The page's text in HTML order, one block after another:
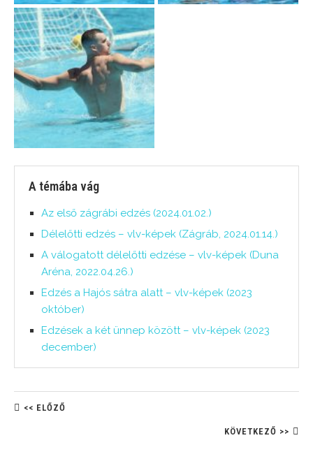
A témába vág
Az első zágrábi edzés (2024.01.02.)
Délelőtti edzés – vlv-képek (Zágráb, 2024.01.14.)
A válogatott délelőtti edzése – vlv-képek (Duna
Aréna, 2022.04.26.)
Edzés a Hajós sátra alatt – vlv-képek (2023
október)
Edzések a két ünnep között – vlv-képek (2023
december)
<< ELŐZŐ
KÖVETKEZŐ >>